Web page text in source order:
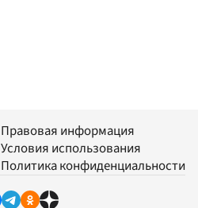
Правовая информация
Условия использования
Политика конфиденциальности